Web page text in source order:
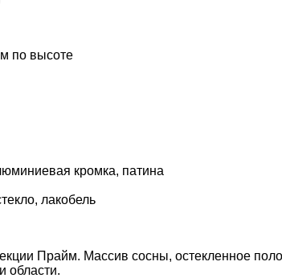
по высоте
кромка, патина
лакобель
Прайм. Массив сосны, остекленное
области.